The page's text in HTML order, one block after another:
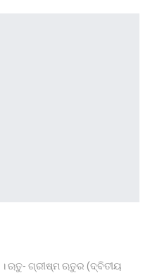
। ଋତୁ- ଗ୍ରୀଷ୍ମ ଋତୁର (ଦ୍ବିତୀୟ